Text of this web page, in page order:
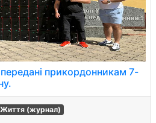
прикордонникам 7-
Життя (журнал)